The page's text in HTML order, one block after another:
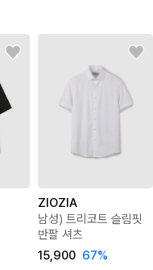
ZIOZIA
남성) 트리코트 슬림핏
반팔 셔츠
15,900 67%